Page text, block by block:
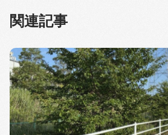
関連記事